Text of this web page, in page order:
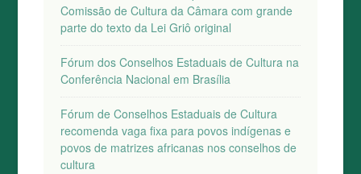
Comissão de Cultura da Câmara com grande
parte do texto da Lei Griô original
Fórum dos Conselhos Estaduais de Cultura na
Conferência Nacional em Brasília
Fórum de Conselhos Estaduais de Cultura
recomenda vaga fixa para povos indígenas e
povos de matrizes africanas nos conselhos de
cultura